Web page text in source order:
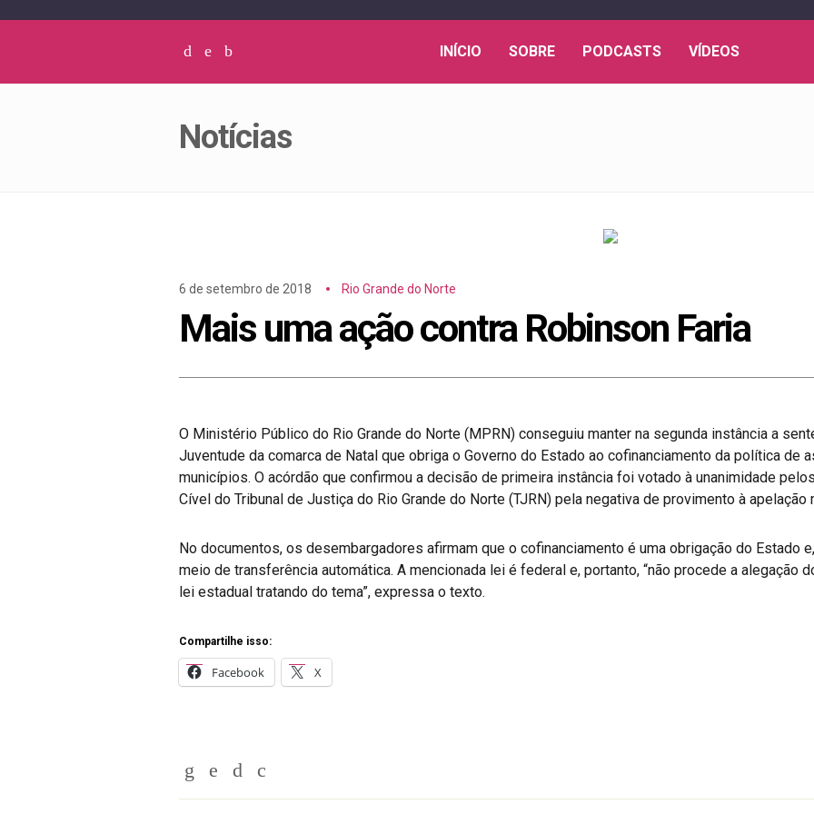
Facebook
TwitterInstagram INÍCIO SOBRE PODCASTS VÍDEOS
Notícias
6 de setembro de 2018 Rio Grande do Norte
Mais uma ação contra Robinson Faria
O Ministério Público do Rio Grande do Norte (MPRN) conseguiu manter na segunda instância a
Juventude da comarca de Natal que obriga o Governo do Estado ao cofinanciamento da política de
municípios. O acórdão que confirmou a decisão de primeira instância foi votado à unanimidade
Cível do Tribunal de Justiça do Rio Grande do Norte (TJRN) pela negativa de provimento à apelação
No documentos, os desembargadores afirmam que o cofinanciamento é uma obrigação do Estado
meio de transferência automática. A mencionada lei é federal e, portanto, “não procede a alegação
lei estadual tratando do tema”, expressa o texto.
Compartilhe isso:
Facebook X
Whatsapp
TwitterFacebook